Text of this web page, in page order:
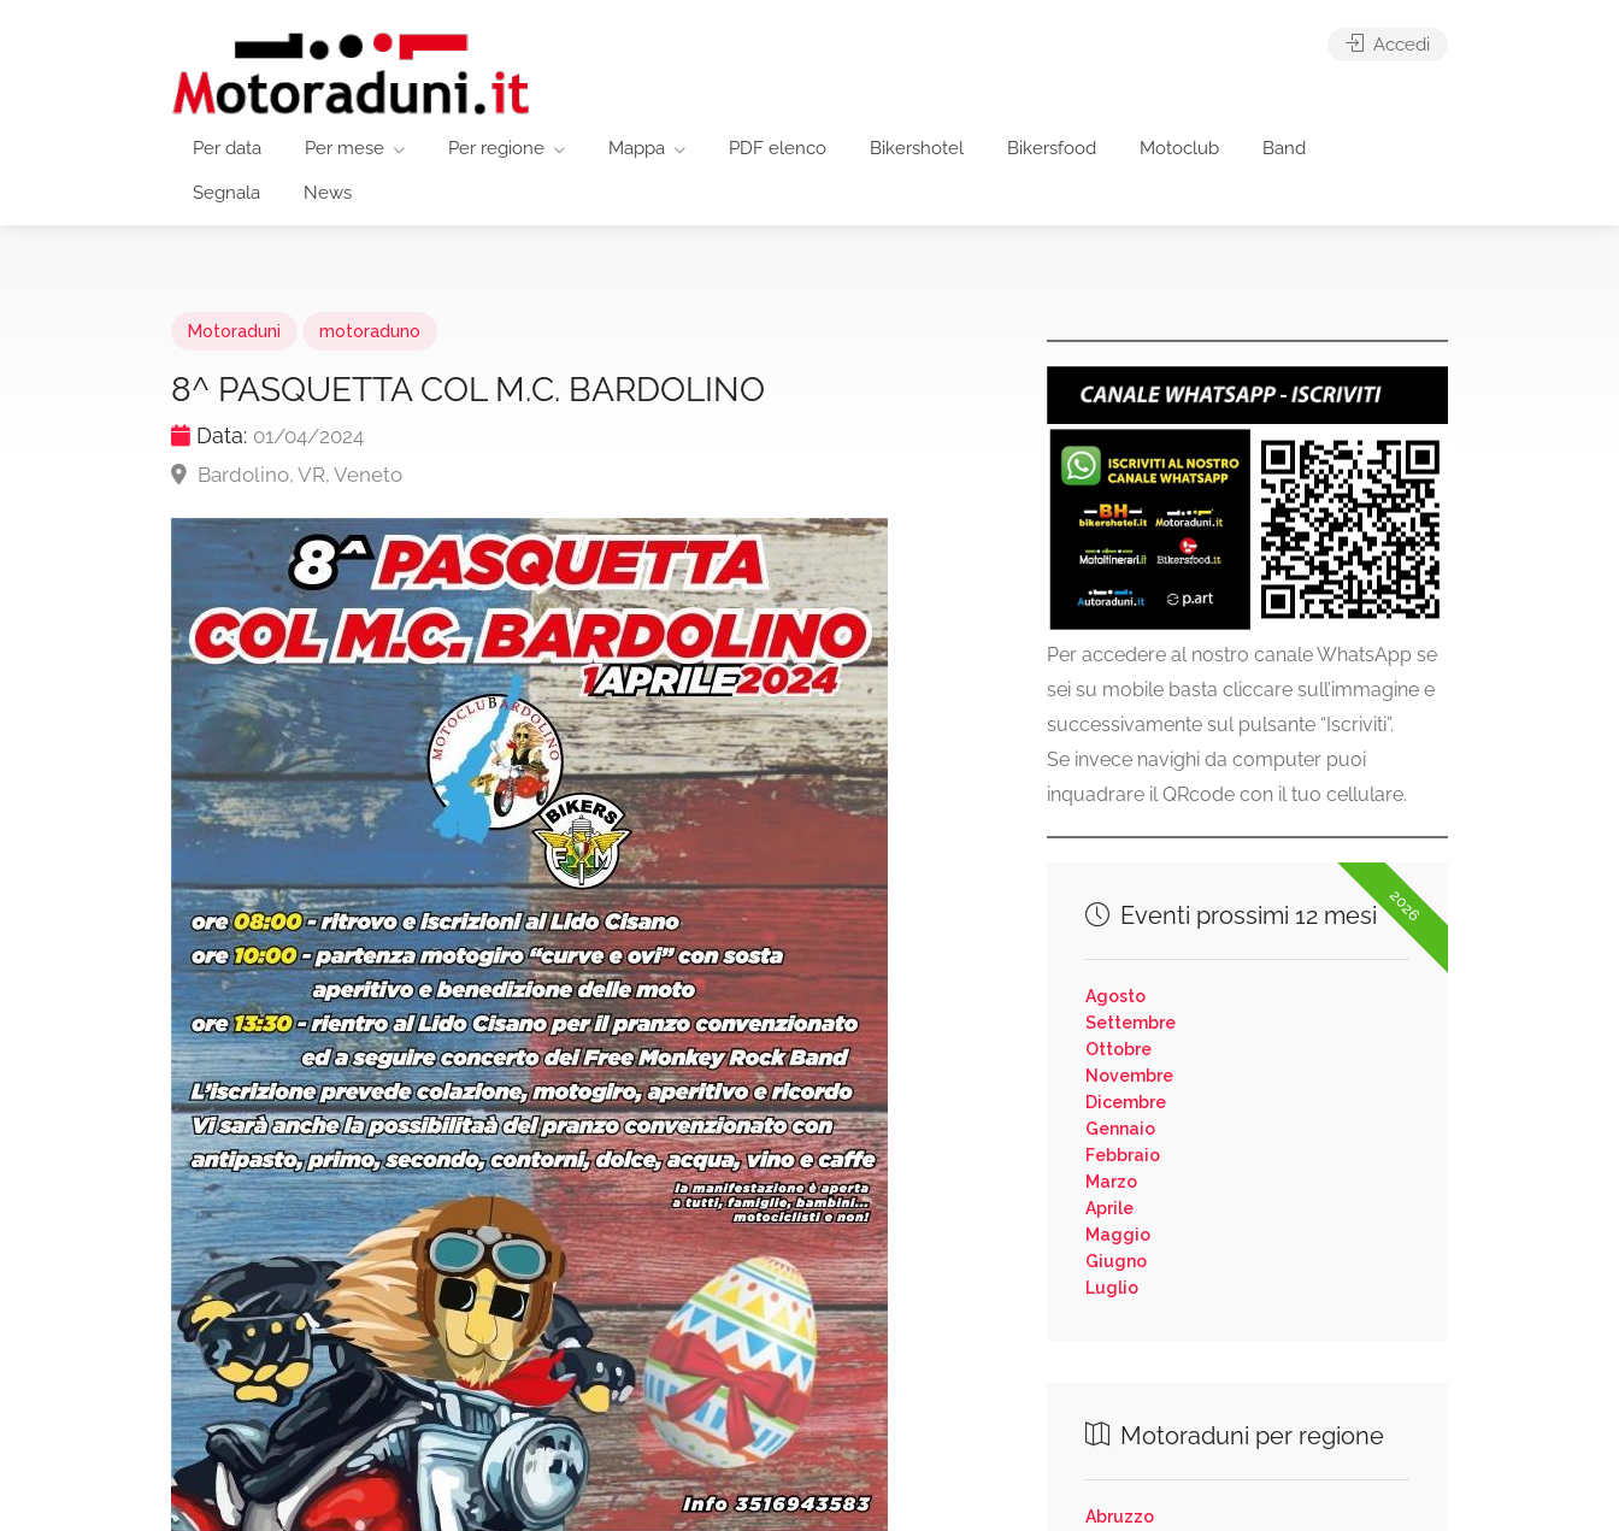
Per data Per mese Per regione Mappa PDF elenco Bikershotel Bikersfood Motoclub Band
Segnala News
Accedi
Motoraduni motoraduno
8^ PASQUETTA COL M.C. BARDOLINO
Data: 01/04/2024
Bardolino, VR, Veneto
Per accedere al nostro canale WhatsApp se
sei su mobile basta cliccare sull’immagine e
successivamente sul pulsante “Iscriviti”.
Se invece navighi da computer puoi
inquadrare il QRcode con il tuo cellulare.
2026
Eventi prossimi 12 mesi
Agosto
Settembre
Ottobre
Novembre
Dicembre
Gennaio
Febbraio
Marzo
Aprile
Maggio
Giugno
Luglio
Motoraduni per regione
Abruzzo